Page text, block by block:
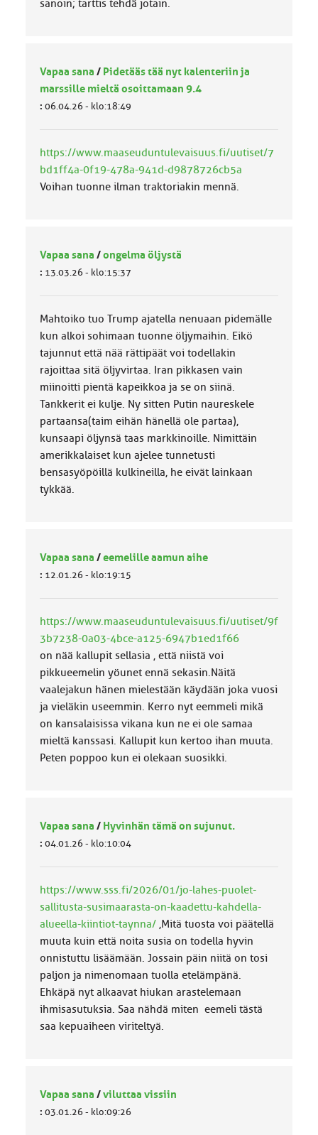
sanoin; tarttis tehdä jotain.
Vapaa sana / Pidetääs tää nyt kalenteriin ja
marssille mieltä osoittamaan 9.4
: 06.04.26 - klo:18:49
https://www.maaseuduntulevaisuus.fi/uutiset/7
bd1ff4a-0f19-478a-941d-d9878726cb5a
Voihan tuonne ilman traktoriakin mennä.
Vapaa sana /ongelma öljystä
: 13.03.26 - klo:15:37
Mahtoiko tuo Trump ajatella nenuaan pidemälle
kun alkoi sohimaan tuonne öljymaihin. Eikö
tajunnut että nää rättipäät voi todellakin
rajoittaa sitä öljyvirtaa. Iran pikkasen vain
miinoitti pientä kapeikkoa ja se on siinä.
Tankkerit ei kulje. Ny sitten Putin naureskele
partaansa(taim eihän hänellä ole partaa),
kunsaapi öljynsä taas markkinoille. Nimittäin
amerikkalaiset kun ajelee tunnetusti
bensasyöpöillä kulkineilla, he eivät lainkaan
tykkää.
Vapaa sana /eemelille aamun aihe
: 12.01.26 - klo:19:15
https://www.maaseuduntulevaisuus.fi/uutiset/9f
3b7238-0a03-4bce-a125-6947b1ed1f66
on nää kallupit sellasia , että niistä voi
pikkueemelin yöunet ennä sekasin.Näitä
vaalejakun hänen mielestään käydään joka vuosi
ja vieläkin useemmin. Kerro nyt eemmeli mikä
on kansalaisissa vikana kun ne ei ole samaa
mieltä kanssasi. Kallupit kun kertoo ihan muuta.
Peten poppoo kun ei olekaan suosikki.
Vapaa sana / Hyvinhän tämä on sujunut.
: 04.01.26 - klo:10:04
https://www.sss.fi/2026/01/jo-lahes-puolet-
sallitusta-susimaarasta-on-kaadettu-kahdella-
alueella-kiintiot-taynna/,Mitä tuosta voi päätellä
muuta kuin että noita susia on todella hyvin
onnistuttu lisäämään. Jossain päin niitä on tosi
paljon ja nimenomaan tuolla etelämpänä.
Ehkäpä nyt alkaavat hiukan arastelemaan
ihmisasutuksia. Saa nähdä miten eemeli tästä
saa kepuaiheen viriteltyä.
Vapaa sana /viluttaa vissiin
: 03.01.26 - klo:09:26